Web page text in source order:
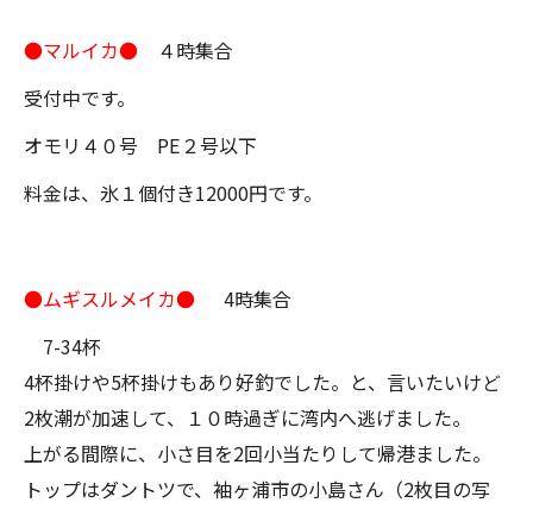
●マルイカ●
４時集合
受付中です。
オモリ４０号 PE２号以下
料金は、氷１個付き12000円です。
●ムギスルメイカ●
4時集合
7-34杯
4杯掛けや5杯掛けもあり好釣でした。と、言いたいけど
2枚潮が加速して、１０時過ぎに湾内へ逃げました。
上がる間際に、小さ目を2回小当たりして帰港ました。
トップはダントツで、袖ヶ浦市の小島さん（2枚目の写